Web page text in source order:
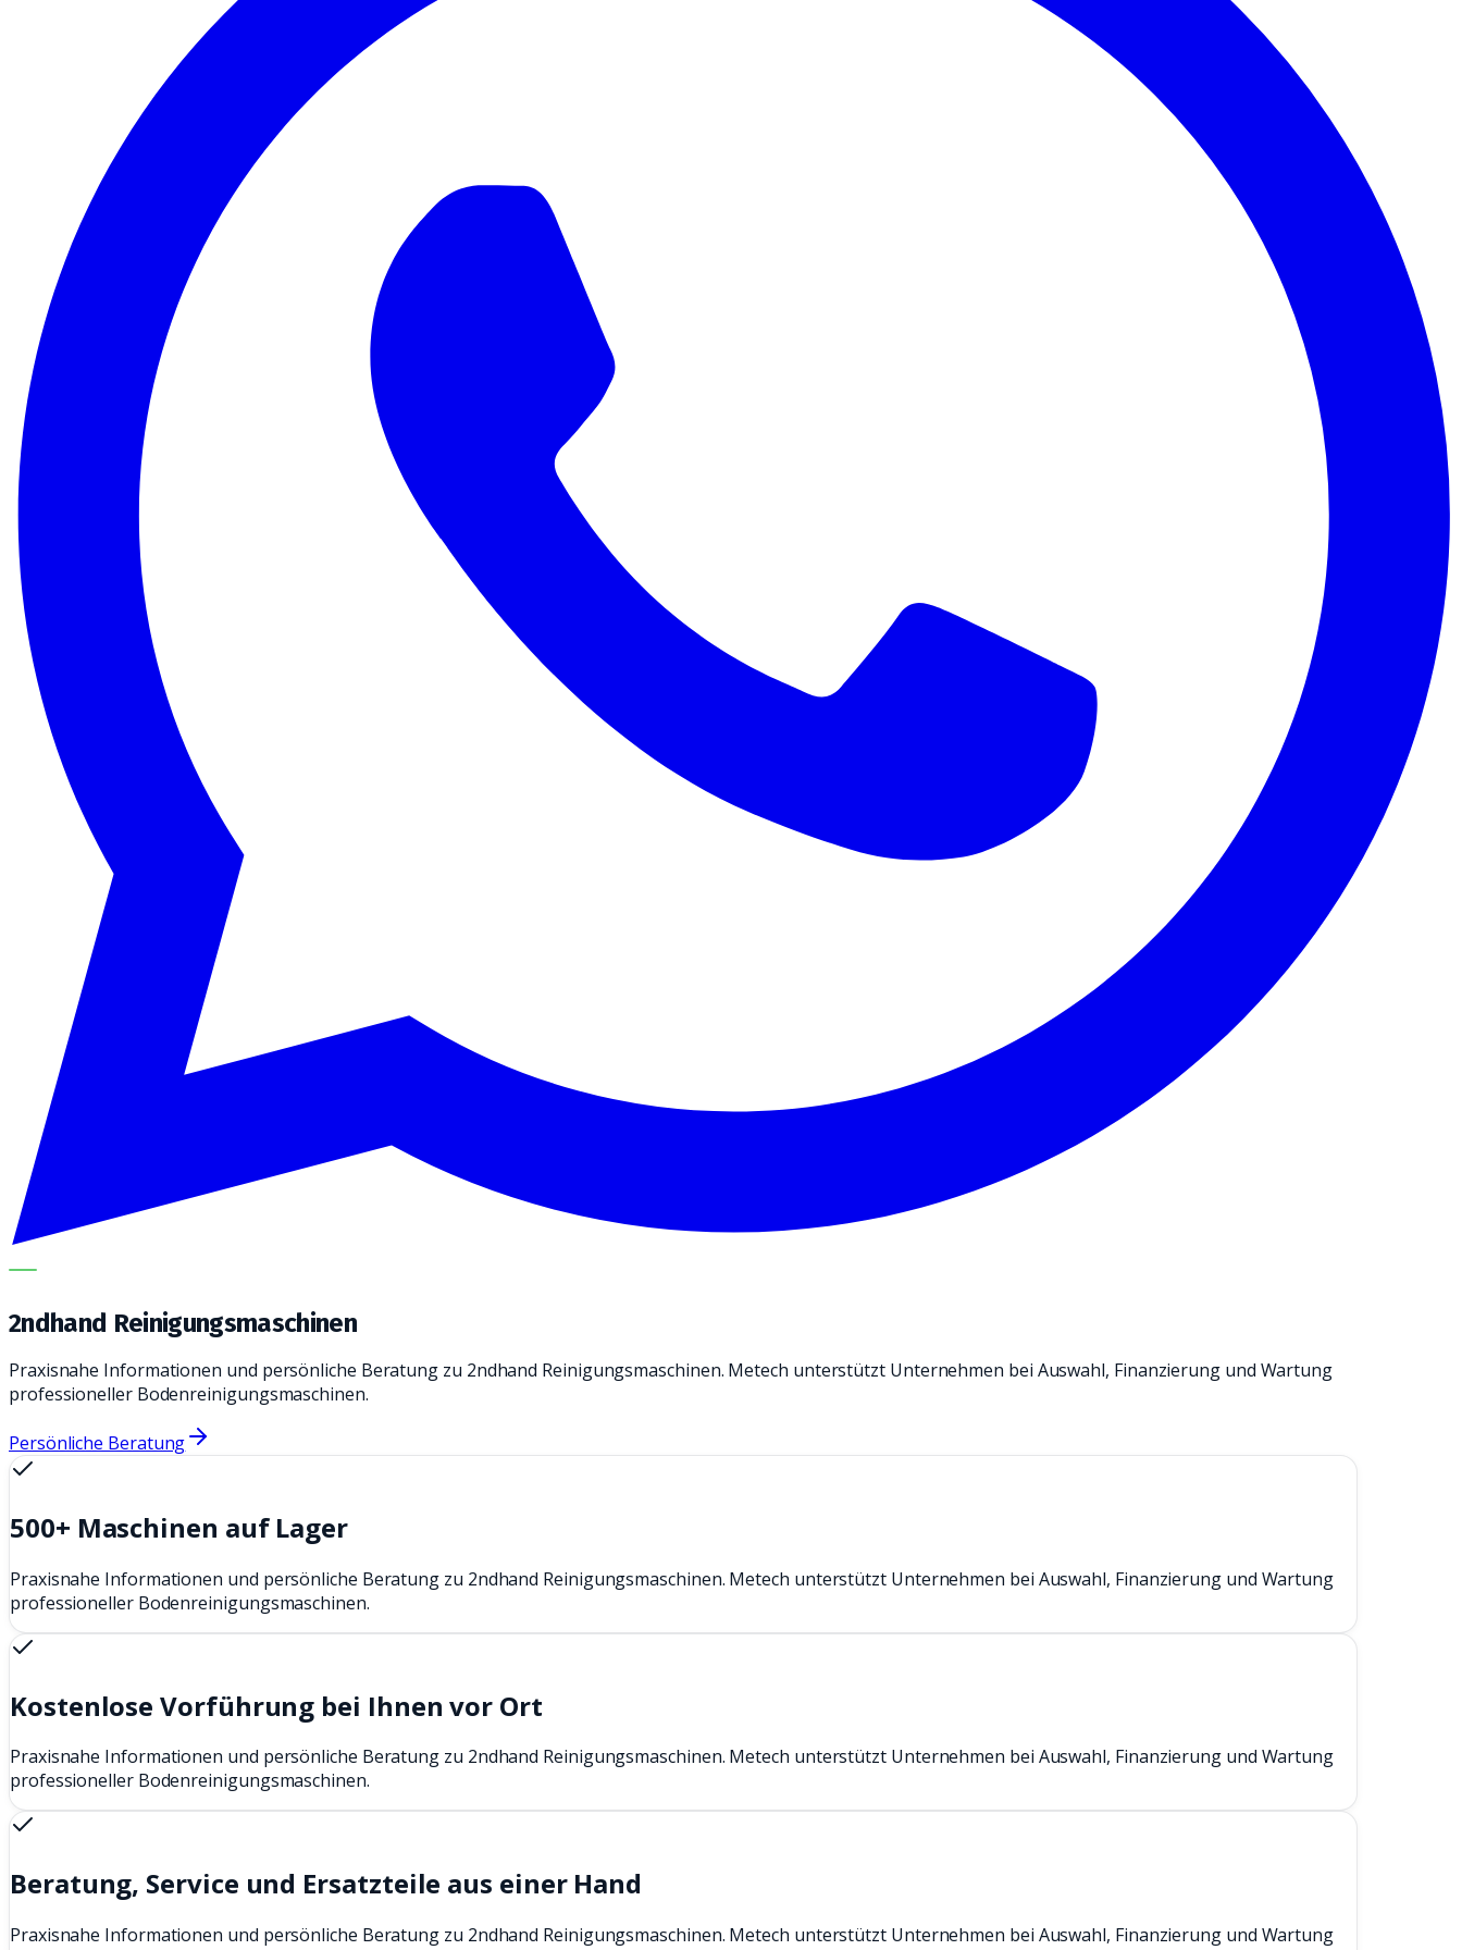
METECH
2ndhand Reinigungsmaschinen
Praxisnahe Informationen und persönliche Beratung zu 2ndhand Reinigungsmaschinen. Metech unterstützt Unternehmen bei Auswahl, Finanzierung und Wartung
professioneller Bodenreinigungsmaschinen.
Persönliche Beratung
500+ Maschinen auf Lager
Praxisnahe Informationen und persönliche Beratung zu 2ndhand Reinigungsmaschinen. Metech unterstützt Unternehmen bei Auswahl, Finanzierung und Wartung
professioneller Bodenreinigungsmaschinen.
Kostenlose Vorführung bei Ihnen vor Ort
Praxisnahe Informationen und persönliche Beratung zu 2ndhand Reinigungsmaschinen. Metech unterstützt Unternehmen bei Auswahl, Finanzierung und Wartung
professioneller Bodenreinigungsmaschinen.
Beratung, Service und Ersatzteile aus einer Hand
Praxisnahe Informationen und persönliche Beratung zu 2ndhand Reinigungsmaschinen. Metech unterstützt Unternehmen bei Auswahl, Finanzierung und Wartung